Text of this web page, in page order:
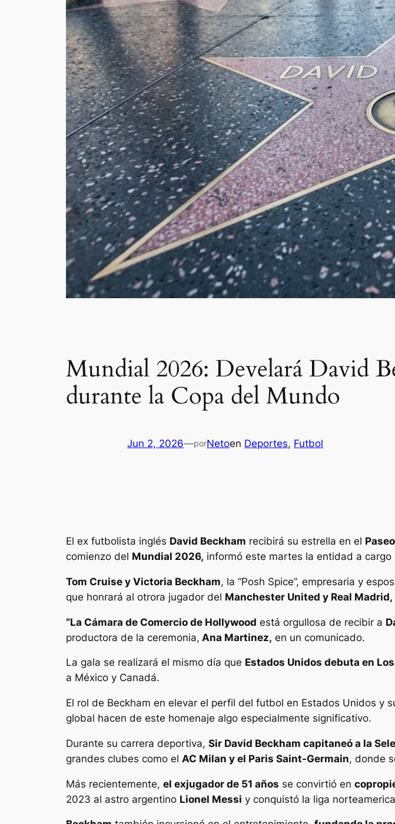
Mundial 2026: Develará David
durante la Copa del Mundo
Jun 2, 2026—porNetoen Deportes, Futbol
El ex futbolista inglés David Beckham recibirá su estrella en el
comienzo del Mundial 2026, informó este martes la entidad a
Tom Cruise y Victoria Beckham, la “Posh Spice”, empresaria y
que honrará al otrora jugador del Manchester United y Real Madrid,
“La Cámara de Comercio de Hollywood está orgullosa de recibir a
productora de la ceremonia, Ana Martinez, en un comunicado.
La gala se realizará el mismo día que Estados Unidos debuta en
a México y Canadá.
El rol de Beckham en elevar el perfil del futbol en Estados Unidos
global hacen de este homenaje algo especialmente significativo.
Durante su carrera deportiva, Sir David Beckham capitaneó a la
grandes clubes como el AC Milan y el Paris Saint-Germain, donde
Más recientemente, el exjugador de 51 años se convirtió en
2023 al astro argentino Lionel Messi y conquistó la liga